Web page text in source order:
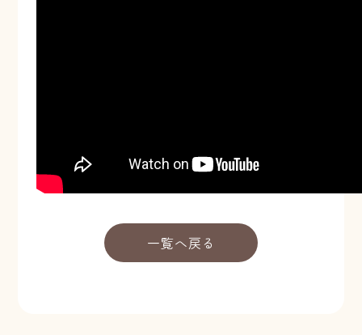
一覧へ戻る